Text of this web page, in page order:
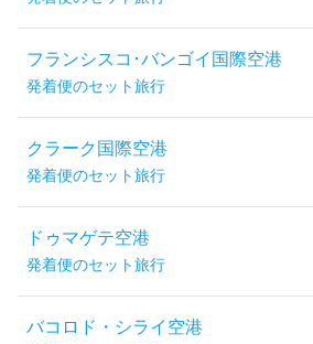
フランシスコ･バンゴイ国際空港
発着便のセット旅行
クラーク国際空港
発着便のセット旅行
ドゥマゲテ空港
発着便のセット旅行
バコロド・シライ空港